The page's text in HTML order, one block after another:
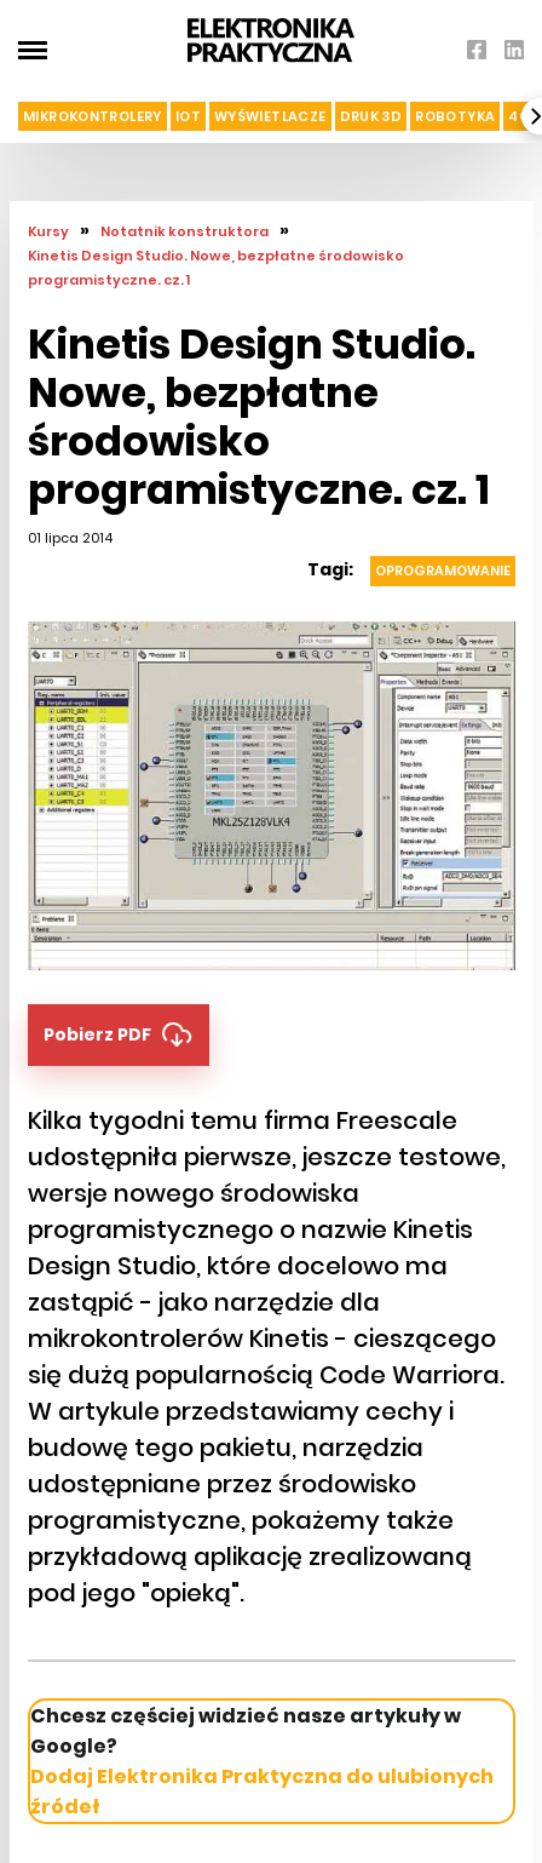
MIKROKONTROLERY IOT WYŚWIETLACZE DRUK 3D ROBOTYKA 4G I
Kursy » Notatnik konstruktora »
Kinetis Design Studio. Nowe, bezpłatne środowisko
programistyczne. cz. 1
Kinetis Design Studio.
Nowe, bezpłatne
środowisko
programistyczne. cz. 1
01 lipca 2014
Tagi: OPROGRAMOWANIE
Pobierz PDF
Kilka tygodni temu firma Freescale
udostępniła pierwsze, jeszcze testowe,
wersje nowego środowiska
programistycznego o nazwie Kinetis
Design Studio, które docelowo ma
zastąpić - jako narzędzie dla
mikrokontrolerów Kinetis - cieszącego
się dużą popularnością Code Warriora.
W artykule przedstawiamy cechy i
budowę tego pakietu, narzędzia
udostępniane przez środowisko
programistyczne, pokażemy także
przykładową aplikację zrealizowaną
pod jego "opieką".
Chcesz częściej widzieć nasze artykuły w
Google?
Dodaj Elektronika Praktyczna do ulubionych
źródeł